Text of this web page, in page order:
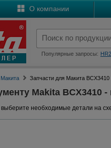
О компании
Популярные запросы:
Запчасти для Макита BCX3410
Makita BCX3410
необходимые детали на